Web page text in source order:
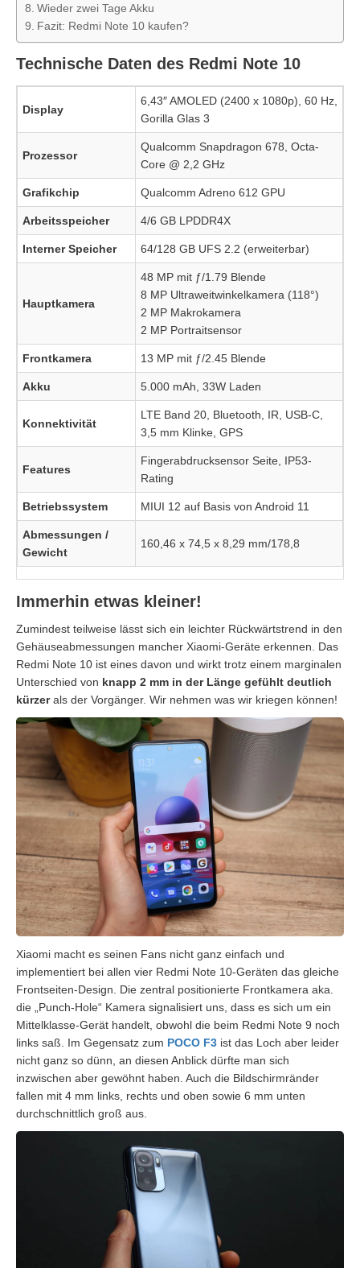
Wieder zwei Tage Akku
Fazit: Redmi Note 10 kaufen?
Technische Daten des Redmi Note 10
Display
6,43″ AMOLED (2400 x 1080p), 60 Hz,
Gorilla Glas 3
Prozessor
Qualcomm Snapdragon 678, Octa-
Core @ 2,2 GHz
Grafikchip Qualcomm Adreno 612 GPU
Arbeitsspeicher 4/6 GB LPDDR4X
Interner Speicher 64/128 GB UFS 2.2 (erweiterbar)
Hauptkamera
48 MP mit ƒ/1.79 Blende
8 MP Ultraweitwinkelkamera (118°)
2 MP Makrokamera
2 MP Portraitsensor
Frontkamera 13 MP mit ƒ/2.45 Blende
Akku 5.000 mAh, 33W Laden
Konnektivität
LTE Band 20, Bluetooth, IR, USB-C,
3,5 mm Klinke, GPS
Features
Fingerabdrucksensor Seite, IP53-
Rating
Betriebssystem MIUI 12 auf Basis von Android 11
Abmessungen /
Gewicht
160,46 x 74,5 x 8,29 mm/178,8
Immerhin etwas kleiner!
Zumindest teilweise lässt sich ein leichter Rückwärtstrend in den
Gehäuseabmessungen mancher Xiaomi-Geräte erkennen. Das
Redmi Note 10 ist eines davon und wirkt trotz einem marginalen
Unterschied von knapp 2 mm in der Länge gefühlt deutlich
kürzerals der Vorgänger. Wir nehmen was wir kriegen können!
Xiaomi macht es seinen Fans nicht ganz einfach und
implementiert bei allen vier Redmi Note 10-Geräten das gleiche
Frontseiten-Design. Die zentral positionierte Frontkamera aka.
die „Punch-Hole“ Kamera signalisiert uns, dass es sich um ein
Mittelklasse-Gerät handelt, obwohl die beim Redmi Note 9 noch
links saß. Im Gegensatz zum POCO F3 ist das Loch aber leider
nicht ganz so dünn, an diesen Anblick dürfte man sich
inzwischen aber gewöhnt haben. Auch die Bildschirmränder
fallen mit 4 mm links, rechts und oben sowie 6 mm unten
durchschnittlich groß aus.